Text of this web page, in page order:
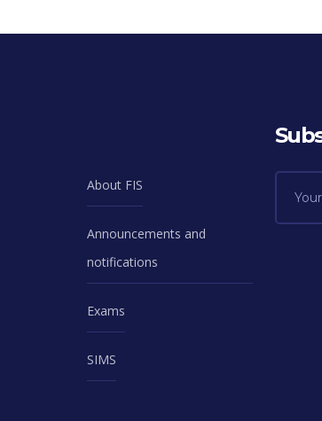
About FIS
Announcements and
notifications
Exams
SIMS